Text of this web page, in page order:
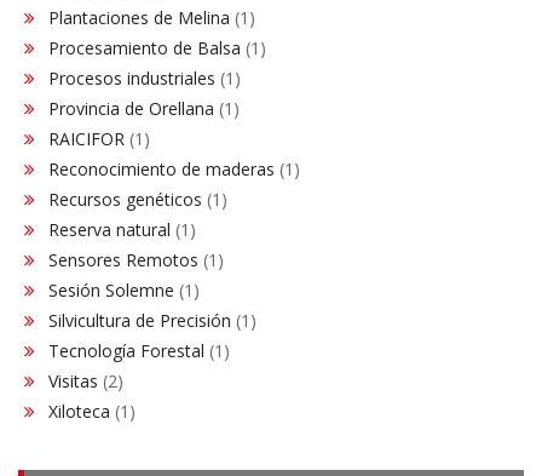
Plantaciones de Melina (1)
Procesamiento de Balsa (1)
Procesos industriales (1)
Provincia de Orellana (1)
RAICIFOR (1)
Reconocimiento de maderas (1)
Recursos genéticos (1)
Reserva natural (1)
Sensores Remotos (1)
Sesión Solemne (1)
Silvicultura de Precisión (1)
Tecnología Forestal (1)
Visitas (2)
Xiloteca (1)